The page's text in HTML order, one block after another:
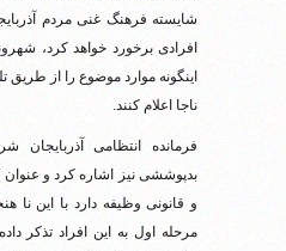
شایسته فرهنگ غنی مردم
افرادی برخورد خواهد کرد،
ناجا اعلام کنند.
فرمانده انتظامی
بدپوششی نیز اشاره کرد و
و قانونی وظیفه دارد با این نا
مرحله اول به این افراد تذکر